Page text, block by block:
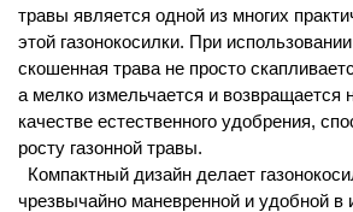
травы является одной из многих
этой газонокосилки. При
скошенная трава не просто
а мелко измельчается и возвращается
качестве естественного удобрения,
росту газонной травы.
Компактный дизайн делает
чрезвычайно маневренной и удобной в